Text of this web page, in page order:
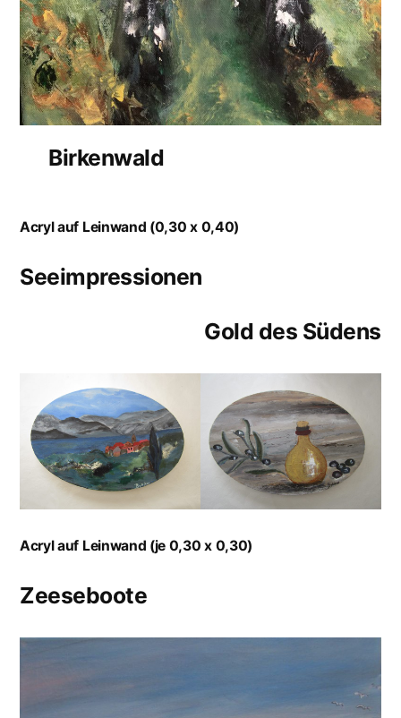
Birkenwald
Acryl auf Leinwand (0,30 x 0,40)
Seeimpressionen
Gold des Südens
Acryl auf Leinwand (je 0,30 x 0,30)
Zeeseboote